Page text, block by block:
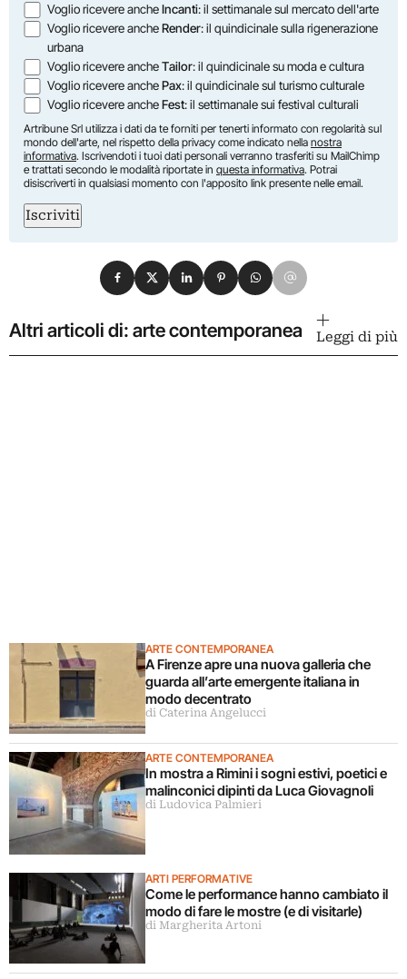
Voglio ricevere ancheIncanti: il settimanale sul mercato dell'arte
Voglio ricevere ancheRender: il quindicinale sulla rigenerazione
urbana
Voglio ricevere ancheTailor: il quindicinale su moda e cultura
Voglio ricevere anchePax: il quindicinale sul turismo culturale
Voglio ricevere ancheFest: il settimanale sui festival culturali
Artribune Srl utilizza i dati da te forniti per tenerti informato con regolarità sul
mondo dell'arte, nel rispetto della privacy come indicato nella nostra
informativa. Iscrivendoti i tuoi dati personali verranno trasferiti su MailChimp
e trattati secondo le modalità riportate in questa informativa. Potrai
disiscriverti in qualsiasi momento con l'apposito link presente nelle email.
Iscriviti
Condividi su Facebook
Condividi su X
Condividi su LinkedIn
Condividi su Pinterest
Condividi su WhatsApp
Condividi su Email
Altri articoli di: arte contemporanea Leggi di più
ARTE CONTEMPORANEA
A Firenze apre una nuova galleria che
guarda all’arte emergente italiana in
modo decentrato
di Caterina Angelucci
ARTE CONTEMPORANEA
In mostra a Rimini i sogni estivi, poetici e
malinconici dipinti da Luca Giovagnoli
di Ludovica Palmieri
ARTI PERFORMATIVE
Come le performance hanno cambiato il
modo di fare le mostre (e di visitarle)
di Margherita Artoni